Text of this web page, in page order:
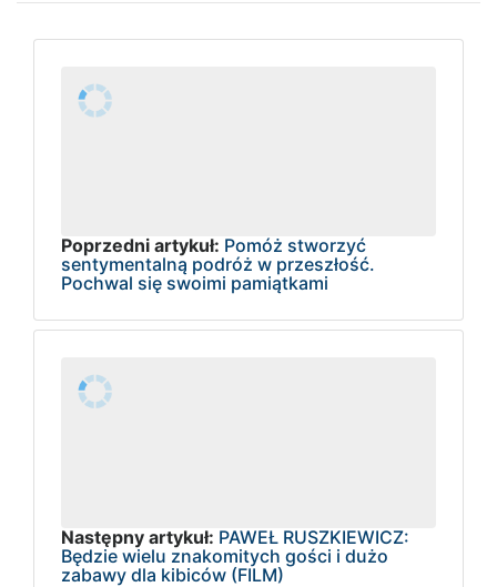
Poprzedni artykuł: Pomóż stworzyć
sentymentalną podróż w przeszłość.
Pochwal się swoimi pamiątkami
Następny artykuł: PAWEŁ RUSZKIEWICZ:
Będzie wielu znakomitych gości i dużo
zabawy dla kibiców (FILM)